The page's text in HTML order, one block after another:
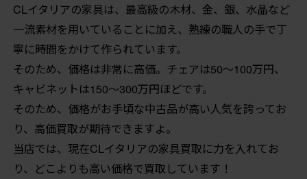
CLイタリアの家具は、最高級の木材、金、銀、水晶など
一流素材を用いていることに加え、熟練の職人の手で丁
寧に時間をかけて作られています。
そのため、価格は非常に高価。チェアは50〜100万円、
キャビネットは150〜300万円ほどです。
そのため、価格がお手頃な中古品が高い人気を誇ってお
り、高価買取が期待できますよ。
当店では、現在CLイタリアの家具買取に力を入れてお
り、どこよりも高い価格で買取しています！